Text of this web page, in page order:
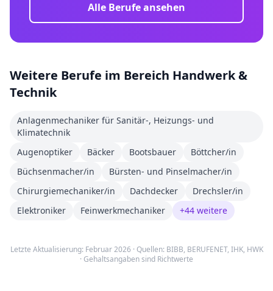
Alle Berufe ansehen
Weitere Berufe im Bereich Handwerk &
Technik
Anlagenmechaniker für Sanitär-, Heizungs- und
Klimatechnik
Augenoptiker
Bäcker Bootsbauer
Böttcher/in
Büchsenmacher/in
Bürsten- und Pinselmacher/in
Chirurgiemechaniker/in
Dachdecker
Drechsler/in
Elektroniker
Feinwerkmechaniker +44 weitere
Letzte Aktualisierung: Februar 2026 · Quellen: BIBB, BERUFENET, IHK, HWK
· Gehaltsangaben sind Richtwerte